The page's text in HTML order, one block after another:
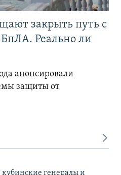
закрыть путь с
Реально ли
анонсировали
защиты от
генералы и